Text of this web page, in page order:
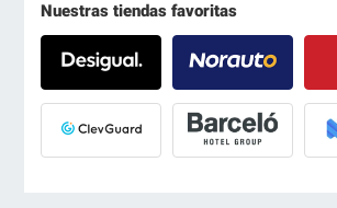
Nuestras tiendas favoritas